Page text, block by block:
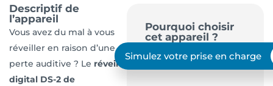
Descriptif de
l’appareil
Vous avez du mal à vous
réveiller en raison d’une
perte auditive ? Le réveil
digital DS-2 de
Pourquoi choisir
cet appareil ?
Simulez votre prise en charge